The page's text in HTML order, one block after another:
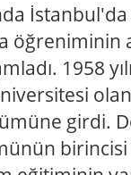
öğreniminin
1958
girdi.
birincisi